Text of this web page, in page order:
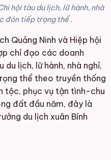
hội tàu du lịch, lữ hành, nhà
đón tiếp trọng thể .
Quảng Ninh và Hiệp hội
chỉ đạo các doanh
lịch, lữ hành, nhà nghỉ,
thể theo truyền thống
tộc, phục vụ tận tình-chu
đất đầu năm, đây là
du lịch xuân Bính